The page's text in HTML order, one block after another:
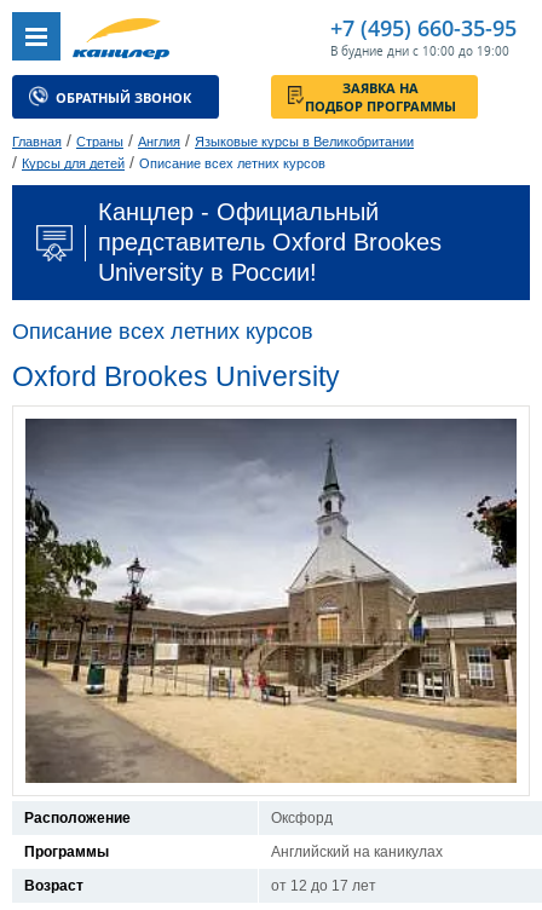
+7 (495) 660-35-95
В будние дни с 10:00 до 19:00
ОБРАТНЫЙ ЗВОНОК
ЗАЯВКА НА
ПОДБОР ПРОГРАММЫ
Главная / Страны / Англия / Языковые курсы в Великобритании
/ Курсы для детей / Описание всех летних курсов
Канцлер - Официальный
представитель Oxford Brookes
University в России!
Описание всех летних курсов
Oxford Brookes University
Расположение
Оксфорд
Программы
Английский на каникулах
Возраст
от 12 до 17 лет